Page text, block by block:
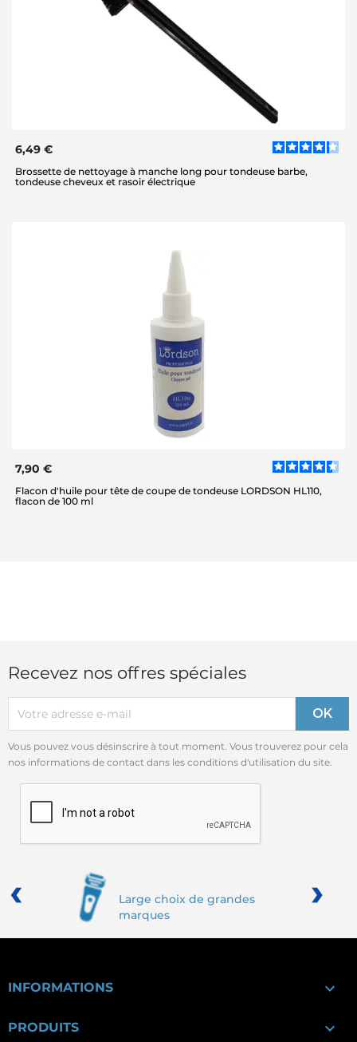
6,49 €
Brossette de nettoyage à manche long pour tondeuse barbe,
tondeuse cheveux et rasoir électrique
7,90 €
Flacon d'huile pour tête de coupe de tondeuse LORDSON HL110,
flacon de 100 ml
Recevez nos offres spéciales
Vous pouvez vous désinscrire à tout moment. Vous trouverez pour cela
nos informations de contact dans les conditions d'utilisation du site.
Large choix de grandes
marques
‹ ›
INFORMATIONS 
PRODUITS 